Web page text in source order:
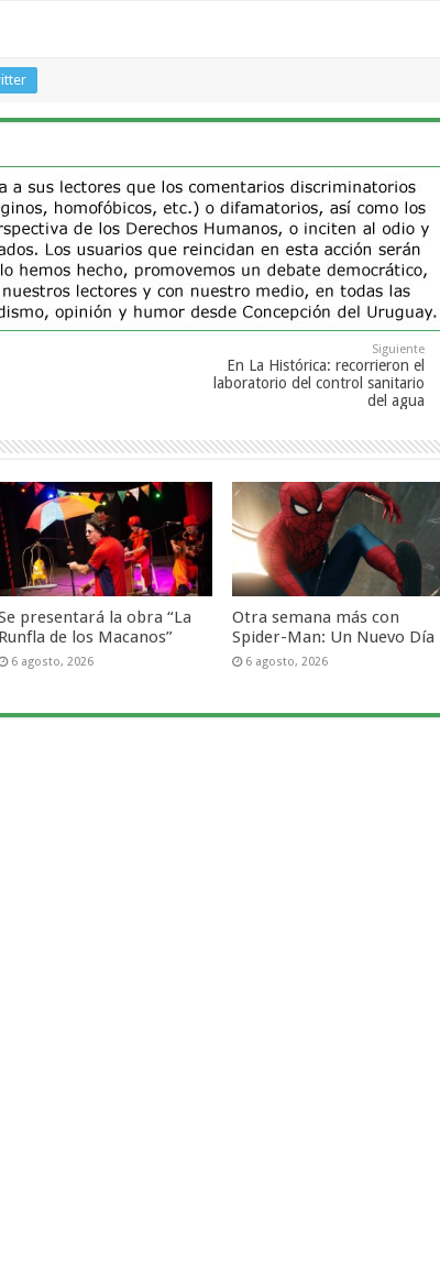
Siguiente
En La Histórica: recorrieron el
laboratorio del control sanitario
del agua
presentará la obra “La
Runfla de los Macanos”
6 agosto, 2026
Otra semana más con
Spider-Man: Un Nuevo Día
6 agosto, 2026